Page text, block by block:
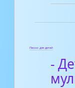
Песни для детей
-